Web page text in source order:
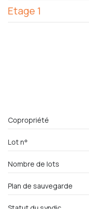
salon/sejour
Etage 1
Copropriété
Lot n°
Nombre de lots
Plan de sauvegarde